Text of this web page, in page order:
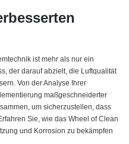
ist mehr als nur ein
der darauf abzielt, die Luftqualität
Von der Analyse Ihrer
maßgeschneiderter
um sicherzustellen, dass
Sie, wie das Wheel of Clean
und Korrosion zu bekämpfen